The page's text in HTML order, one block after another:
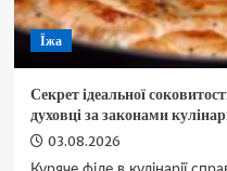
Їжа
Секрет ідеальної
духовці за законами
03.08.2026